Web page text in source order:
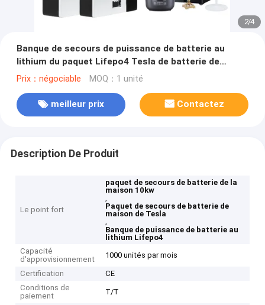
2/4
Banque de secours de puissance de batterie au
lithium du paquet Lifepo4 Tesla de batterie de
maison de 10kw 100ah
Prix：négociable MOQ：1 unité
meilleur prix Contactez
Description De Produit
Le point fort
paquet de secours de batterie de la
maison 10kw
,
Paquet de secours de batterie de
maison de Tesla
,
Banque de puissance de batterie au
lithium Lifepo4
Capacité
d'approvisionnement
1000 unités par mois
Certification
CE
Conditions de
paiement
T/T